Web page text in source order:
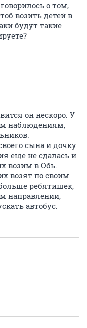
о том,
возить детей в
будут такие
он нескоро. У
наблюдениям,
сына и дочку
еще не сдалась и
возим в Обь.
возят по своим
ребятишек,
направлении,
автобус.